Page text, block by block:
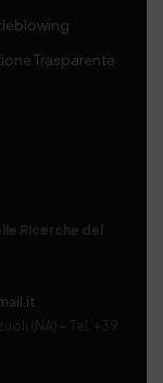
Trasparente
Ricerche del
(NA) – Tel. +39